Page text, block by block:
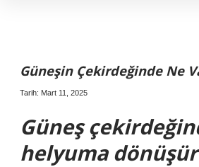
Güneşin Çekirdeğinde Ne
Tarih: Mart 11, 2025
Güneş
helyuma